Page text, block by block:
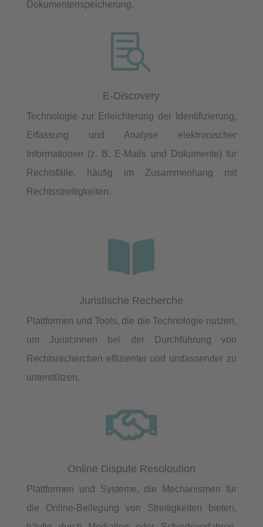
Dokumentenspeicherung.

E-Discovery
Technologie zur Erleichterung der Identifizierung,
Erfassung und Analyse elektronischer
Informationen (z. B. E-Mails und Dokumente) für
Rechtsfälle, häufig im Zusammenhang mit
Rechtsstreitigkeiten.

Juristische Recherche
Plattformen und Tools, die die Technologie nutzen,
um Jurist:innen bei der Durchführung von
Rechtsrecherchen effizienter und umfassender zu
unterstützen.

Online Dispute Resoloution
Plattformen und Systeme, die Mechanismen für
die Online-Beilegung von Streitigkeiten bieten,